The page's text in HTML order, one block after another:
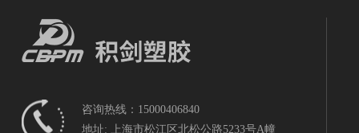
咨询热线：15000406840
地址: 上海市松江区北松公路5233号A幢